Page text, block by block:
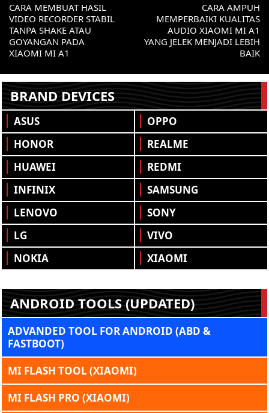
CARA AMPUH
MEMPERBAIKI KUALITAS
AUDIO XIAOMI MI A1
YANG JELEK MENJADI LEBIH
BAIK
CARA MEMBUAT HASIL
VIDEO RECORDER STABIL
TANPA SHAKE ATAU
GOYANGAN PADA
XIAOMI MI A1
BRAND DEVICES
ASUS
HONOR
HUAWEI
INFINIX
LENOVO
LG
NOKIA
OPPO
REALME
REDMI
SAMSUNG
SONY
VIVO
XIAOMI
ANDROID TOOLS (UPDATED)
ADVANDED TOOL FOR ANDROID (ABD &
FASTBOOT)
MI FLASH TOOL (XIAOMI)
MI FLASH PRO (XIAOMI)